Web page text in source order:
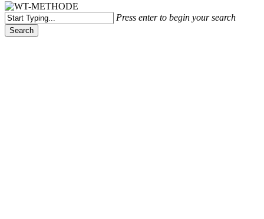
Press enter to begin your search
Search